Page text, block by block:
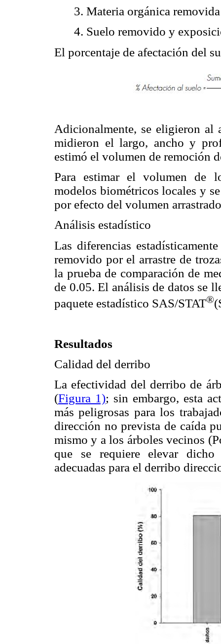
3. Materia orgánica
4. Suelo removido y
El porcentaje de afectación del
Adicionalmente, se eligieron al
midieron el largo, ancho y
estimó el volumen de remoción
Para estimar el volumen de
modelos biométricos locales y
por efecto del volumen
Análisis estadístico
Las diferencias
removido por el arrastre de
la prueba de comparación de
de 0.05. El análisis de datos se
paquete estadístico SAS/STAT®
Resultados
Calidad del derribo
La efectividad del derribo de
(Figura 1); sin embargo, esta
más peligrosas para los
dirección no prevista de caída
mismo y a los árboles vecinos
que se requiere elevar
adecuadas para el derribo